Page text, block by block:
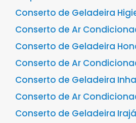
Conserto de Geladeira
Conserto de Ar
Conserto de Geladeira
Conserto de Ar
Conserto de Geladeira
Conserto de Ar
Conserto de Geladeira Irajá